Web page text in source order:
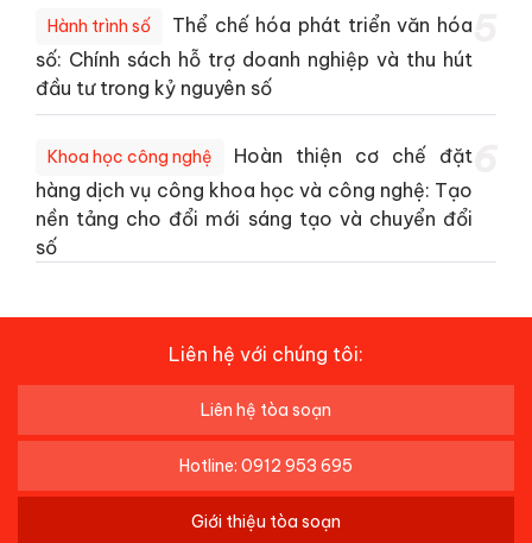
Hành trình số
Thể chế hóa phát triển văn hóa
số: Chính sách hỗ trợ doanh nghiệp và thu hút
đầu tư trong kỷ nguyên số
Khoa học công nghệ
Hoàn thiện cơ chế đặt
hàng dịch vụ công khoa học và công nghệ: Tạo
nền tảng cho đổi mới sáng tạo và chuyển đổi
số
Liên hệ với chúng tôi:
Liên hệ tòa soạn
Hotline: 0912 953 695
Giới thiệu tòa soạn